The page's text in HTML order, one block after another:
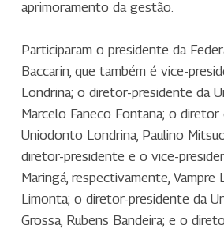
aprimoramento da gestão.
Participaram o presidente da
Baccarin, que também é vice-
Londrina; o diretor-presidente da
Marcelo Faneco Fontana; o diretor
Uniodonto Londrina, Paulino
diretor-presidente e o vice-
Maringá, respectivamente, Vampre
Limonta; o diretor-presidente da
Grossa, Rubens Bandeira; e o